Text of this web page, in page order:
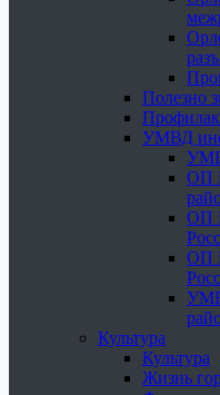
Полезно
УМВД
ОП
ОП
ОП
Культура
Культура
Жизнь